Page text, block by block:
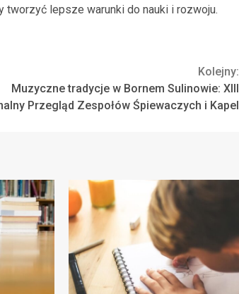
lepsze warunki do nauki i rozwoju.
Kolejny:
Muzyczne tradycje w Bornem Sulinowie: XIII
Przegląd Zespołów Śpiewaczych i Kapel